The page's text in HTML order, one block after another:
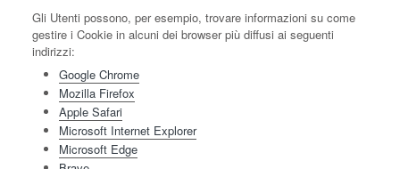
Gli Utenti possono, per esempio, trovare informazioni su come
gestire i Cookie in alcuni dei browser più diffusi ai seguenti
indirizzi:
Google Chrome
Mozilla Firefox
Apple Safari
Microsoft Internet Explorer
Microsoft Edge